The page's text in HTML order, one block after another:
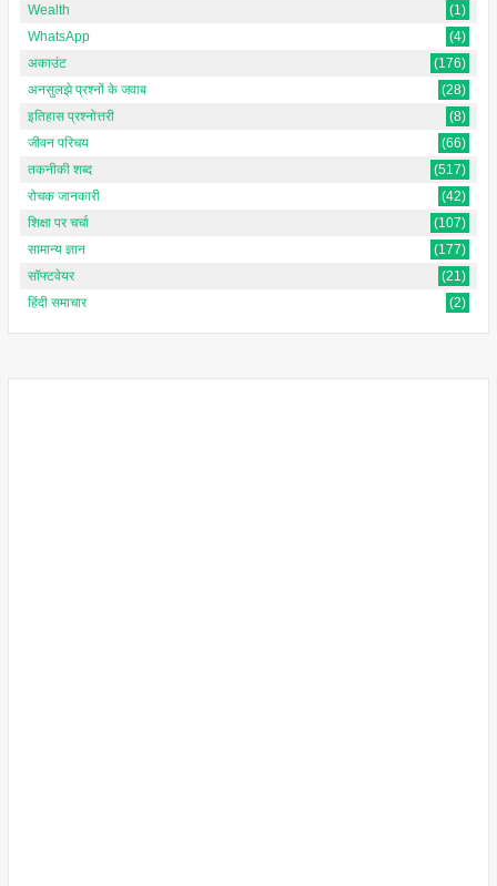
Wealth
(1)
WhatsApp
(4)
अकाउंट
(176)
अनसुलझे प्रश्नों के जवाब
(28)
इतिहास प्रश्नोत्तरी
(8)
जीवन परिचय
(66)
तकनीकी शब्द
(517)
रोचक जानकारी
(42)
शिक्षा पर चर्चा
(107)
सामान्य ज्ञान
(177)
सॉफ्टवेयर
(21)
हिंदी समाचार
(2)